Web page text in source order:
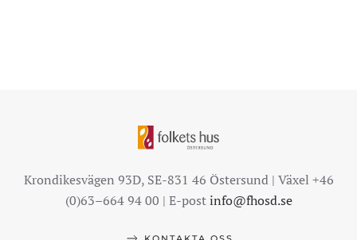
Krondikesvägen 93D, SE-831 46 Östersund | Växel +46
(0)63–664 94 00 | E-postinfo@fhosd.se